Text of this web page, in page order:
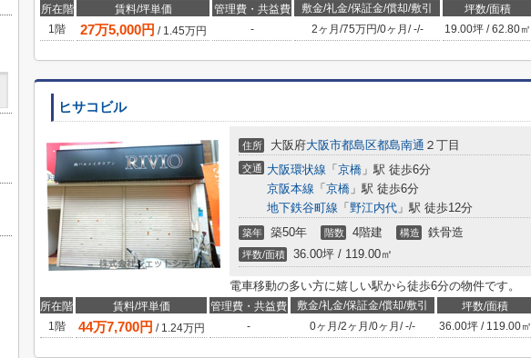
所在階 賃料/坪単価 管理費・共益費 敷金/礼金/保証金/償却/敷引 坪数/面積
1階
27万5,000円 / 1.45万円 - 2ヶ月 /75万円/0ヶ月 /-/- 19.00坪 / 62.80㎡
ヒサコビル
住所 大阪府大阪市都島区都島南通 ２丁目
交通 大阪環状線 「 京橋 」駅 徒歩6分
京阪本線 「 京橋 」駅 徒歩6分
地下鉄谷町線 「 野江内代 」駅 徒歩12分
築年 築50年 階数 4階建 構造 鉄骨造
坪数/面積 36.00坪 / 119.00㎡
電車移動の多い方に嬉しい駅から徒歩6分の物件です。
所在階 賃料/坪単価 管理費・共益費 敷金/礼金/保証金/償却/敷引 坪数/面積
1階
44万7,700円 / 1.24万円 - 0ヶ月 /2ヶ月 /0ヶ月 /-/- 36.00坪 / 119.00㎡